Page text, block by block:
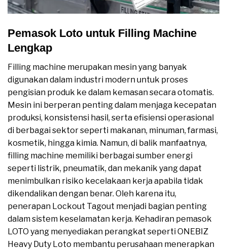
Pemasok Loto untuk Filling Machine
Lengkap
Filling machine merupakan mesin yang banyak
digunakan dalam industri modern untuk proses
pengisian produk ke dalam kemasan secara otomatis.
Mesin ini berperan penting dalam menjaga kecepatan
produksi, konsistensi hasil, serta efisiensi operasional
di berbagai sektor seperti makanan, minuman, farmasi,
kosmetik, hingga kimia. Namun, di balik manfaatnya,
filling machine memiliki berbagai sumber energi
seperti listrik, pneumatik, dan mekanik yang dapat
menimbulkan risiko kecelakaan kerja apabila tidak
dikendalikan dengan benar. Oleh karena itu,
penerapan Lockout Tagout menjadi bagian penting
dalam sistem keselamatan kerja. Kehadiran pemasok
LOTO yang menyediakan perangkat seperti ONEBIZ
Heavy Duty Loto membantu perusahaan menerapkan